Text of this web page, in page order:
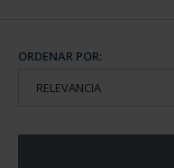
ORDENAR POR: